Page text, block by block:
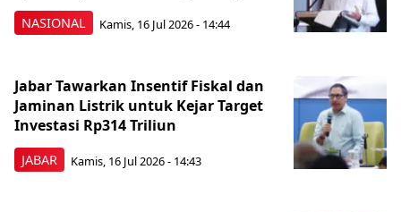
NASIONAL Kamis, 16 Jul 2026 - 14:44
JABAR
Jabar Tawarkan Insentif Fiskal dan
Jaminan Listrik untuk Kejar Target
Investasi Rp314 Triliun
Kamis, 16 Jul 2026 - 14:43